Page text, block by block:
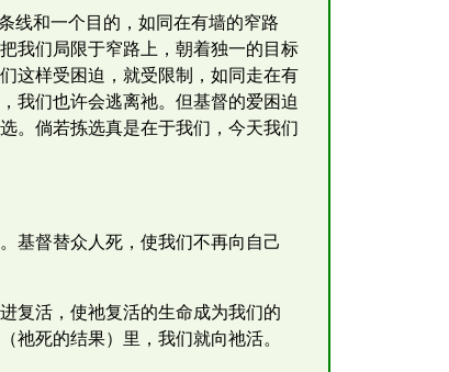
线和一个目的，如同在有墙的窄路
我们局限于窄路上，朝着独一的目标
这样受困迫，就受限制，如同走在有
我们也许会逃离祂。但基督的爱困迫
。倘若拣选真是在于我们，今天我们
基督替众人死，使我们不再向自己
复活，使祂复活的生命成为我们的
祂死的结果）里，我们就向祂活。